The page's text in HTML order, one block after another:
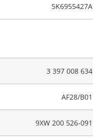
5K6955427A
3 397 008 634
AF28/B01
9XW 200 526-091